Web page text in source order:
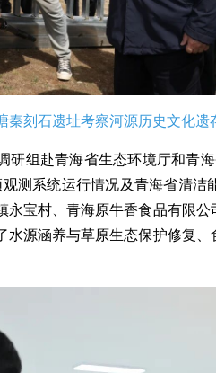
秦刻石遗址考察河源历史文化遗
研组赴青海省生态环境厅和青
测系统运行情况及青海省清洁
永宝村、青海原牛香食品有限
水源涵养与草原生态保护修复